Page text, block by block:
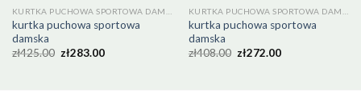
kurtka puchowa sportowa
damska
zł425.00 zł283.00
kurtka puchowa sportowa
damska
zł408.00 zł272.00